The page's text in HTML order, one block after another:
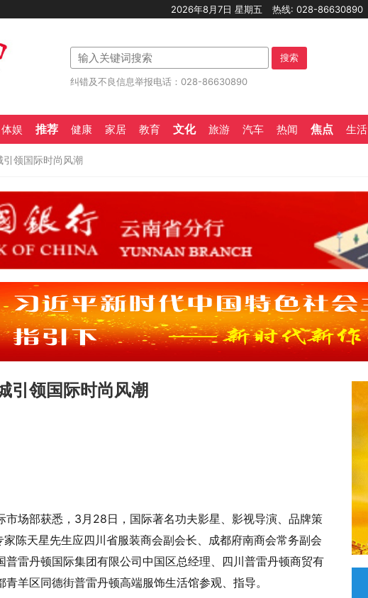
2026年8月7日 星期五 热线: 028-86630890
搜索
纠错及不良信息举报电话：028-86630890
体娱 推荐 健康 家居 教育 文化 旅游 汽车 热闻 焦点 生活
领国际时尚风潮
引领国际时尚风潮
市场部获悉，3月28日，国际著名功夫影星、影视导演、品牌策
陈天星先生应四川省服装商会副会长、成都府南商会常务副会
雷丹顿国际集团有限公司中国区总经理、四川普雷丹顿商贸有
羊区同德街普雷丹顿高端服饰生活馆参观、指导。